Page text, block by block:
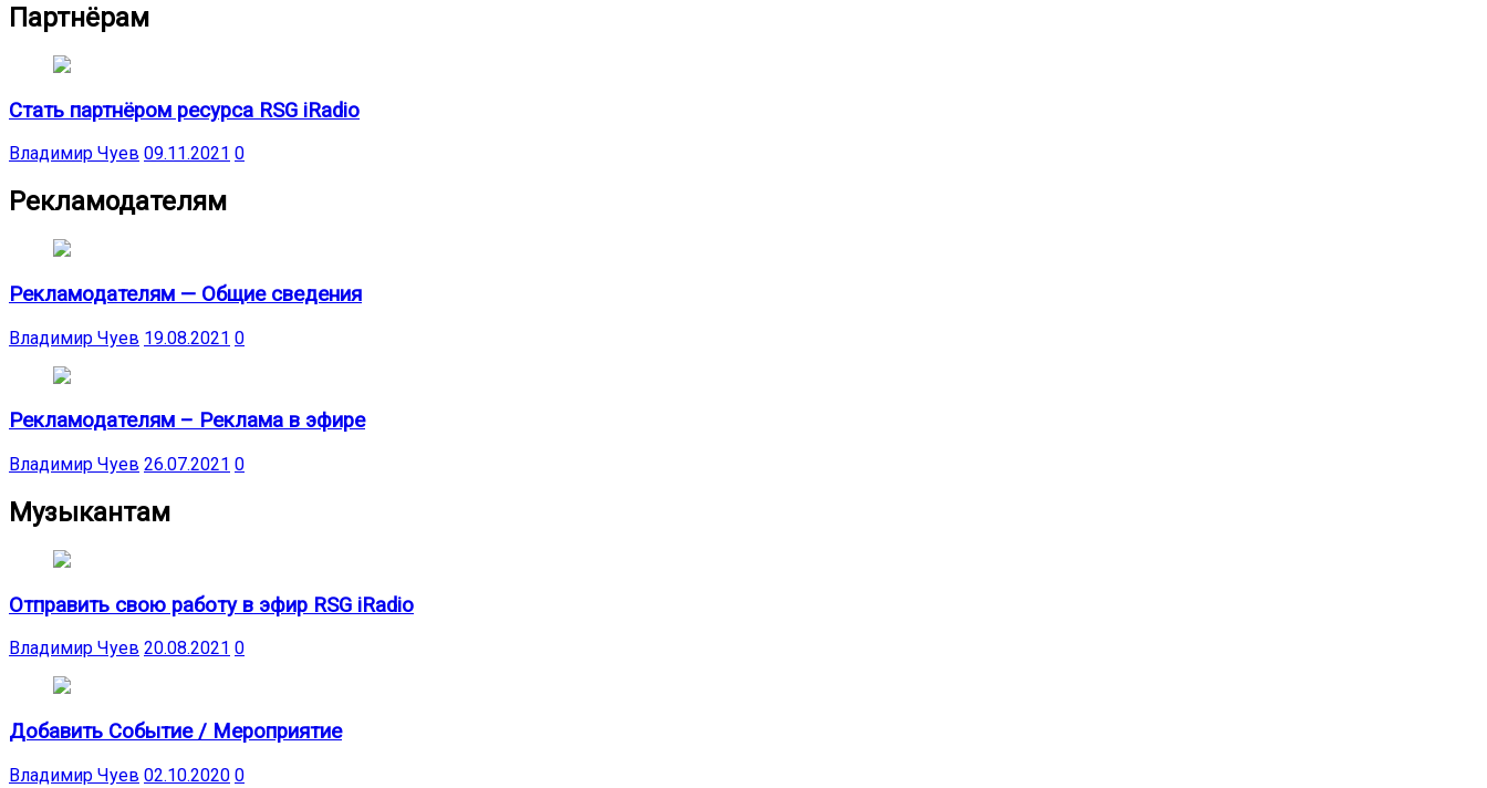
Партнёрам
Стать партнёром ресурса RSG iRadio
Владимир Чуев 09.11.2021 0
Рекламодателям
Рекламодателям — Общие сведения
Владимир Чуев 19.08.2021 0
Рекламодателям – Реклама в эфире
Владимир Чуев 26.07.2021 0
Музыкантам
Отправить свою работу в эфир RSG iRadio
Владимир Чуев 20.08.2021 0
Добавить Событие / Мероприятие
Владимир Чуев 02.10.2020 0